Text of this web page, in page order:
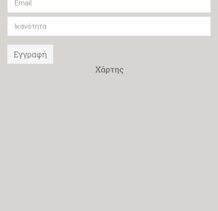
Εγγραφή
Χάρτης